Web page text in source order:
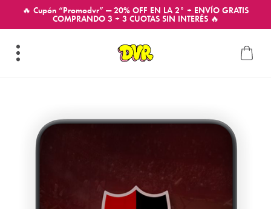
🔥 Cupón “Promodvr” — 20% OFF EN LA 2° + ENVÍO GRATIS
COMPRANDO 3 + 3 CUOTAS SIN INTERÉS 🔥